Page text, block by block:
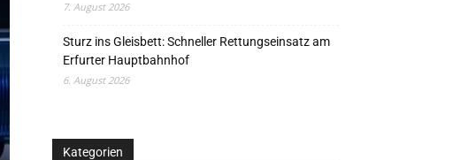
7. August 2026
Sturz ins Gleisbett: Schneller Rettungseinsatz am
Erfurter Hauptbahnhof
6. August 2026
Kategorien